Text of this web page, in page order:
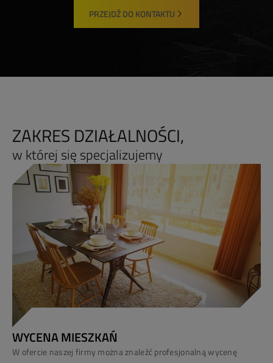
PRZEJDŹ DO KONTAKTU
ZAKRES DZIAŁALNOŚCI,
w której się specjalizujemy
WYCENA MIESZKAŃ
W ofercie naszej firmy można znaleźć profesjonalną wycenę